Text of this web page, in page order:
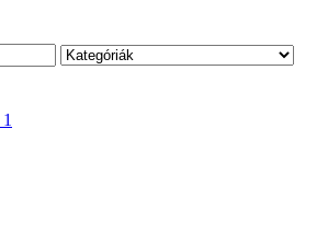
1